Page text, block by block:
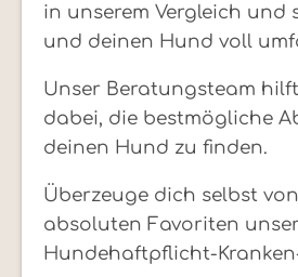
in unserem Vergleich und
und deinen Hund voll
Unser Beratungsteam
dabei, die bestmögliche
deinen Hund zu finden.
Überzeuge dich selbst
absoluten Favoriten
Hundehaftpflicht-